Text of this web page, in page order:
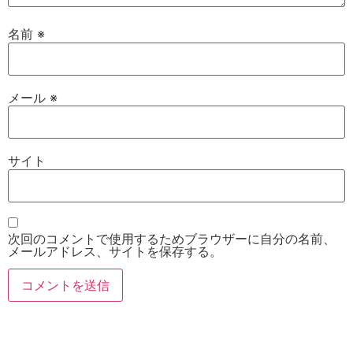
名前 ※
メール ※
サイト
次回のコメントで使用するためブラウザーに自分の名前、
メールアドレス、サイトを保存する。